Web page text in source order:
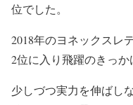
位でした。
2018年のヨネックスレ
2位に入り飛躍のきっか
少しづつ実力を伸ばし